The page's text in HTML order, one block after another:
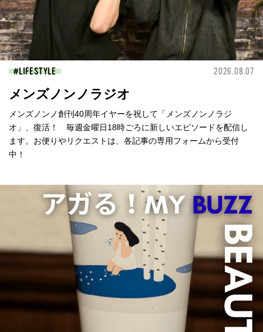
LIFESTYLE 2026.08.07
メンズノンノラジオ
メンズノンノ創刊40周年イヤーを祝して「メンズノンノラジ
オ」、復活！ 毎週金曜日18時ごろに新しいエピソードを配信し
ます。お便りやリクエストは、各記事の専用フォームから受付
中！